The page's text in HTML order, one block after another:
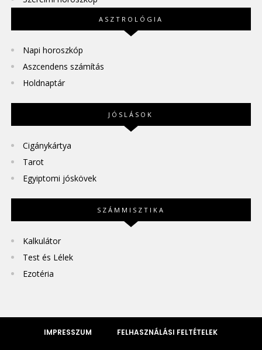
ASZTROLÓGIA
Napi horoszkóp
Aszcendens számítás
Holdnaptár
JÓSLÁSOK
Cigánykártya
Tarot
Egyiptomi jóskövek
SZÁMMISZTIKA
Kalkulátor
Test és Lélek
Ezotéria
IMPRESSZUM FELHASZNÁLÁSI FELTÉTELEK